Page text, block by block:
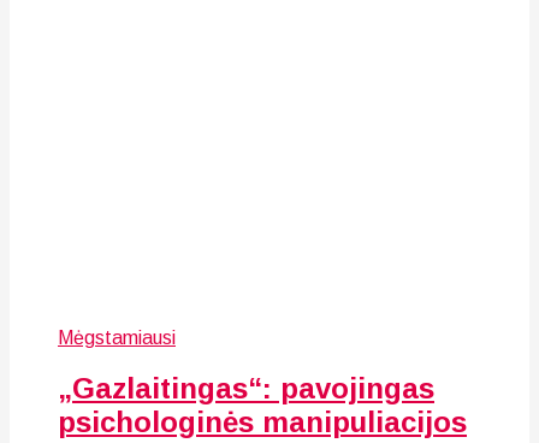
Mėgstamiausi
„Gazlaitingas“: pavojingas
psichologinės manipuliacijos